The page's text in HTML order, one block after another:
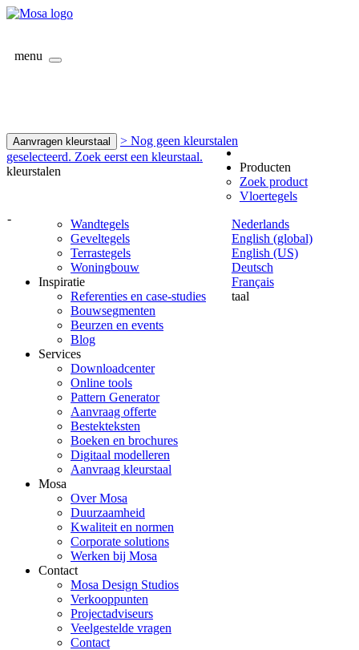
menu
Aanvragen kleurstaal
> Nog geen kleurstalen
geselecteerd. Zoek eerst een kleurstaal.
kleurstalen
-
Nederlands
English (global)
English (US)
Deutsch
Français
taal
Producten
Zoek product
Vloertegels
Wandtegels
Geveltegels
Terrastegels
Woningbouw
Inspiratie
Referenties en case-studies
Bouwsegmenten
Beurzen en events
Blog
Services
Downloadcenter
Online tools
Pattern Generator
Aanvraag offerte
Bestekteksten
Boeken en brochures
Digitaal modelleren
Aanvraag kleurstaal
Mosa
Over Mosa
Duurzaamheid
Kwaliteit en normen
Corporate solutions
Werken bij Mosa
Contact
Mosa Design Studios
Verkooppunten
Projectadviseurs
Veelgestelde vragen
Contact